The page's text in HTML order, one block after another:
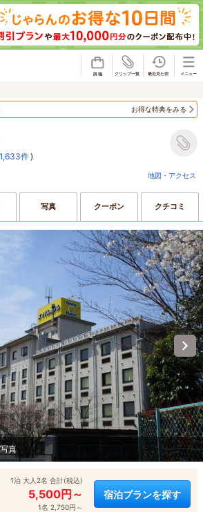
お得な特典をみる
件)
地図・アクセス
写真 クーポン クチコミ
真
1泊 大人2名 合計(税込)
5,500円～
1名 2,750円～
宿泊プランを探す